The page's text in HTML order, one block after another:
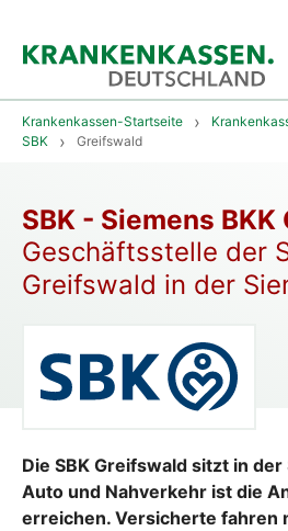
Krankenkassen-Startseite
SBK
Greifswald
SBK - Siemens
Geschäftsstelle der
Greifswald in der
Die SBK Greifswald sitzt in
Auto und Nahverkehr ist die
erreichen. Versicherte fahren